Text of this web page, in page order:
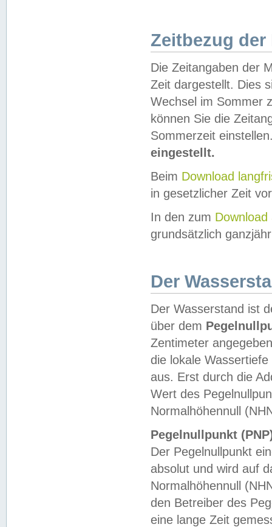
Zeitbezug der
Die Zeitangaben der
Zeit dargestellt. Dies
Wechsel im Sommer
können Sie die
Sommerzeit
eingestellt.
Beim Download
in gesetzlicher Zeit
In den zum Download
grundsätzlich
Der
Der Wasserstand ist
über dem
Zentimeter
die lokale
aus. Erst durch die
Wert des
Normalhöhennull
Pegelnullpunkt
Der Pegelnullpunkt
absolut und wird auf
Normalhöhennull
den Betreiber des
eine lange Zeit